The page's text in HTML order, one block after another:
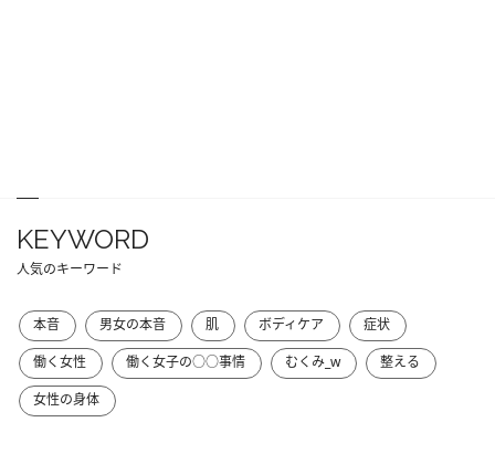
KEYWORD
人気のキーワード
本音 男女の本音 肌 ボディケア
症状
働く女性
働く女子の○○事情 むくみ_w
整える
女性の身体